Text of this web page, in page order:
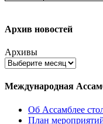
Архив новостей
Архивы
Международная
Об Ассамблее
План